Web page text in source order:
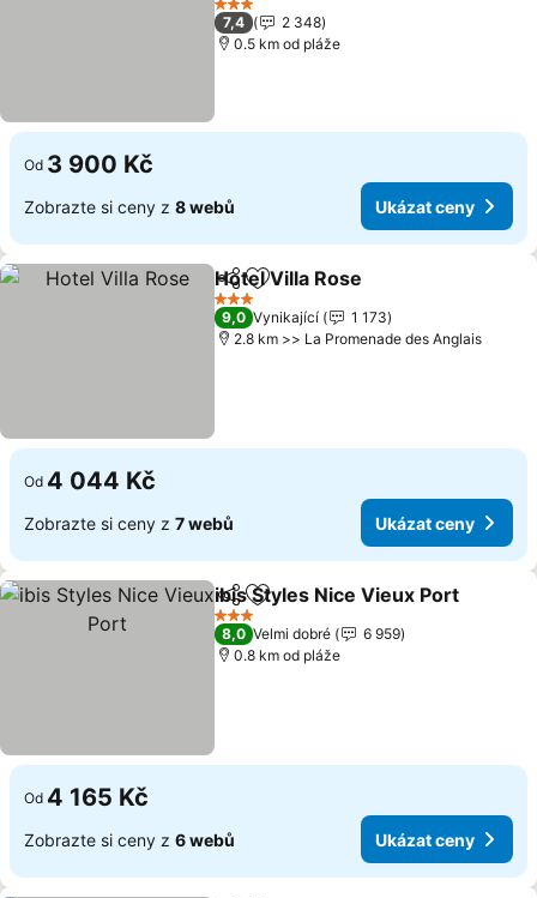
3 Počet hvězdiček
7,4
2 348
0.5 km od pláže
Od 3 900 Kč
Zobrazte si ceny z 8 webů Ukázat ceny
SdíletPřidat na seznam oblíbených
Hotel Villa Rose
3 Počet hvězdiček
9,0 Vynikající
1 173
2.8 km >> La Promenade des Anglais
Od 4 044 Kč
Zobrazte si ceny z 7 webů Ukázat ceny
SdíletPřidat na seznam oblíbených
ibis Styles Nice Vieux Port
3 Počet hvězdiček
8,0 Velmi dobré
6 959
0.8 km od pláže
Od 4 165 Kč
Zobrazte si ceny z 6 webů Ukázat ceny